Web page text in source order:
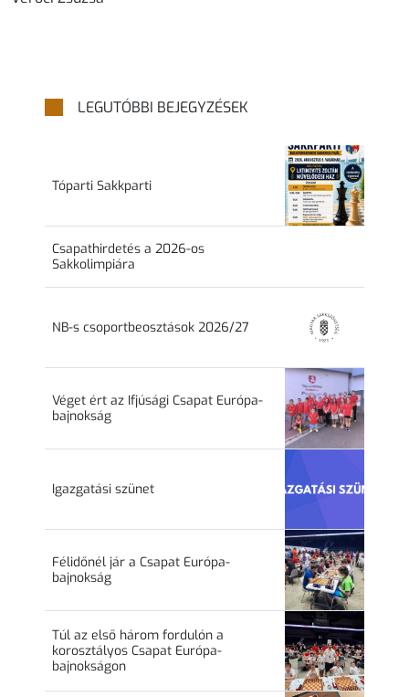
LEGUTÓBBI BEJEGYZÉSEK
Tóparti Sakkparti
Csapathirdetés a 2026-os
Sakkolimpiára
NB-s csoportbeosztások 2026/27
Véget ért az Ifjúsági Csapat Európa-
bajnokság
Igazgatási szünet
Félidőnél jár a Csapat Európa-
bajnokság
Túl az első három fordulón a
korosztályos Csapat Európa-
bajnokságon